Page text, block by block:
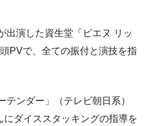
出演した資生堂「ピエヌ リッ
PVで、全ての振付と演技を指
テンダー」（テレビ朝日系）
ダイススタッキングの指導を